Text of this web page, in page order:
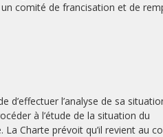
comité de francisation et de
l’analyse de sa
à l’étude de la situation du
Charte prévoit qu’il revient au